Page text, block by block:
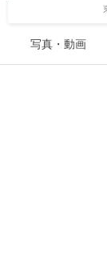
写真・動画